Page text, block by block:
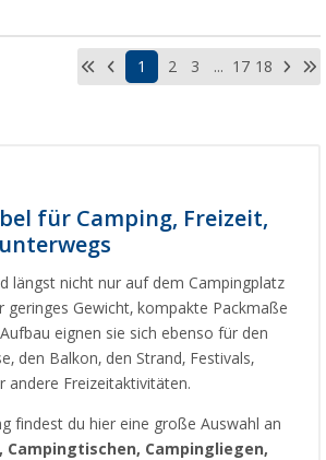
1 2 3 ... 17 18
für Camping, Freizeit,
längst nicht nur auf dem Campingplatz
geringes Gewicht, kompakte Packmaße
eignen sie sich ebenso für den
den Balkon, den Strand, Festivals,
andere Freizeitaktivitäten.
findest du hier eine große Auswahl an
Campingtischen, Campingliegen,